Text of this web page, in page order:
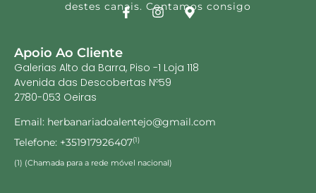
destes canais. Contamos consigo
Apoio Ao Cliente
Galerias Alto da Barra, Piso -1 Loja 118
Avenida das Descobertas Nº59
2780-053 Oeiras
Email: herbanariadoalentejo@gmail.com
Telefone: +351917926407(1)
(1) (Chamada para a rede móvel nacional)